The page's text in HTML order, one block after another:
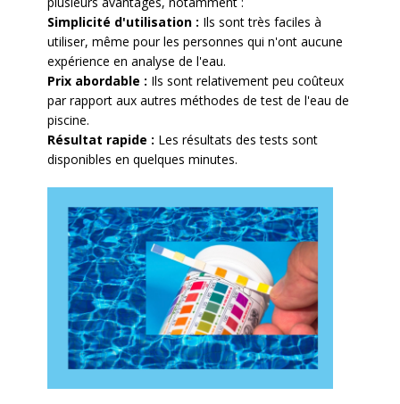
Simplicité d'utilisation : Ils sont très faciles à
utiliser, même pour les personnes qui n'ont aucune
expérience en analyse de l'eau.
Prix abordable : Ils sont relativement peu coûteux
par rapport aux autres méthodes de test de l'eau de
piscine.
Résultat rapide : Les résultats des tests sont
disponibles en quelques minutes.